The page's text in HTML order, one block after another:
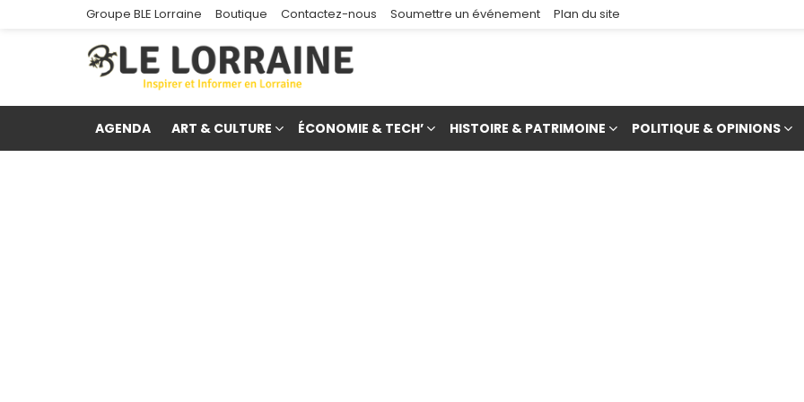
Groupe BLE Lorraine Boutique Contactez-nous Soumettre un événement Plan du site
AGENDA ART & CULTURE ÉCONOMIE & TECH’ HISTOIRE & PATRIMOINE POLITIQUE & OPINIONS